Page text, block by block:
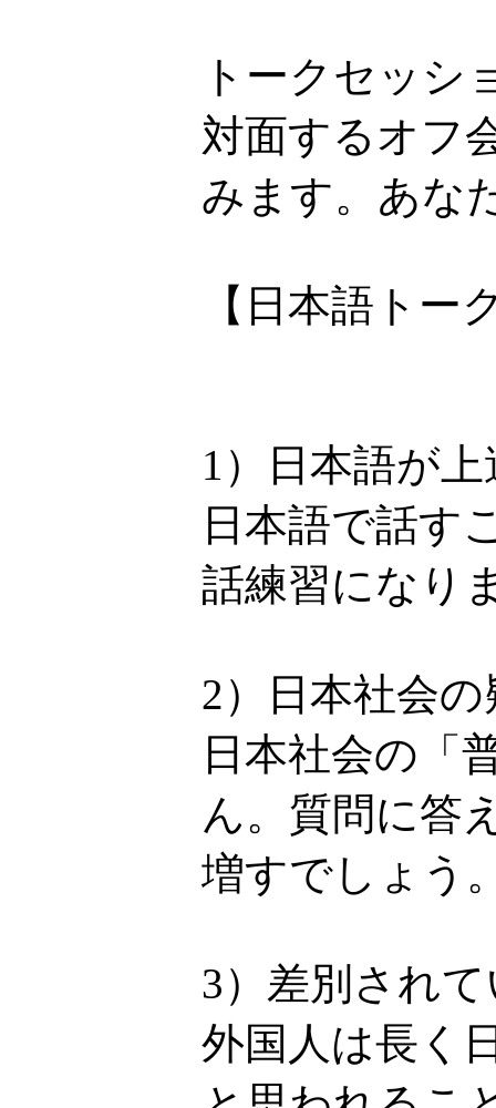
トークセッシ
対面するオフ
みます。あな
【日本語ト
1）日本語が
日本語で話す
話練習になり
2）日本社会
日本社会の「
ん。質問に答
増すでしょう
3）差別され
外国人は長く